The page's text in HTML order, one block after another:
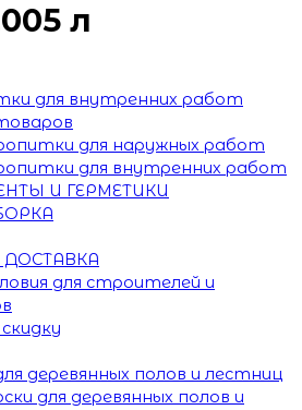
л
для внутренних работ
для наружных работ
для внутренних работ
И ГЕРМЕТИКИ
для строителей и
деревянных полов и лестниц
для деревянных полов и